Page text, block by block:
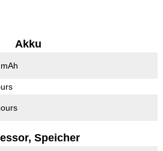
Akku
Speicher